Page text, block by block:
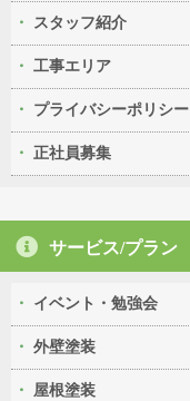
スタッフ紹介
工事エリア
プライバシーポリシー
正社員募集
サービス/プラン
イベント・勉強会
外壁塗装
屋根塗装